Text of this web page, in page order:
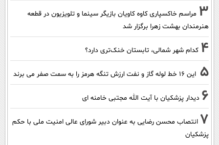
3 مراسم خاکسپاری کاوه کاویان بازیگر سینما و تلویزیون در قطعه
هنرمندان بهشت زهرا برگزار شد
4 کدام شهر شمالی، تابستان خنک‌تری دارد؟
5 این 16 خط لوله گاز و نفت ارزش تنگه هرمز را به سمت صفر می برند
6 دیدار پزشکیان با آیت الله مجتبی خامنه ای
7 انتصاب محسن رضایی به عنوان دبیر شورای عالی امنیت ملی با حکم
پزشکیان